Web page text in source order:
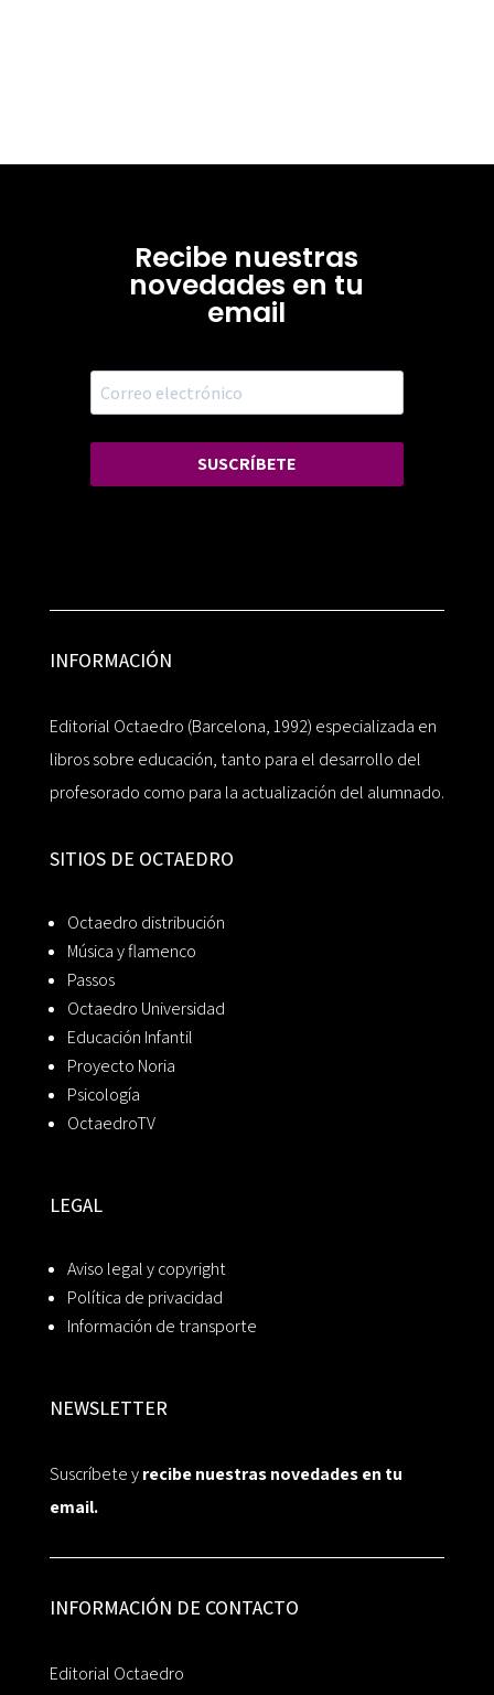
Recibe nuestras
novedades en tu
email
SUSCRÍBETE
INFORMACIÓN
Editorial Octaedro (Barcelona, 1992) especializada en
libros sobre educación, tanto para el desarrollo del
profesorado como para la actualización del alumnado.
SITIOS DE OCTAEDRO
Octaedro distribución
Música y flamenco
Passos
Octaedro Universidad
Educación Infantil
Proyecto Noria
Psicología
OctaedroTV
LEGAL
Aviso legal y copyright
Política de privacidad
Información de transporte
NEWSLETTER
Suscríbete yrecibe nuestras novedades en tu
email.
INFORMACIÓN DE CONTACTO
Editorial Octaedro